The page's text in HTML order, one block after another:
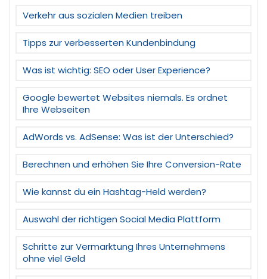
Verkehr aus sozialen Medien treiben
Tipps zur verbesserten Kundenbindung
Was ist wichtig: SEO oder User Experience?
Google bewertet Websites niemals. Es ordnet
Ihre Webseiten
AdWords vs. AdSense: Was ist der Unterschied?
Berechnen und erhöhen Sie Ihre Conversion-Rate
Wie kannst du ein Hashtag-Held werden?
Auswahl der richtigen Social Media Plattform
Schritte zur Vermarktung Ihres Unternehmens
ohne viel Geld